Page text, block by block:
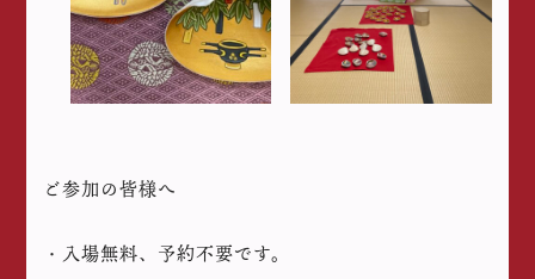
ご参加の皆様へ
・入場無料、予約不要です。